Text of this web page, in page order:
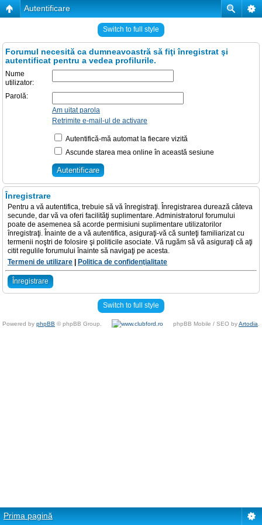
Autentificare
Switch to full style
Forumul necesită ca dumneavoastră să fiţi înregistrat şi
autentificat pentru a vedea profilurile.
Nume
utilizator:
Parolă:
Am uitat parola
Retrimite e-mail-ul de activare
Autentifică-mă automat la fiecare vizită
Ascunde starea mea online în această sesiune
Înregistrare
Pentru a vă autentifica, trebuie să vă înregistraţi. Înregistrarea durează câteva
secunde, dar vă va oferi facilităţi suplimentare. Administratorul forumului
poate de asemenea să acorde permisiuni suplimentare utilizatorilor
înregistraţi. Înainte de a vă autentifica, asiguraţi-vă că sunteţi familiarizat cu
termenii noştri de folosire şi politicile asociate. Vă rugăm să vă asiguraţi că aţi
citit regulile forumului înainte să navigaţi pe acesta.
Termeni de utilizare
Politica de confidenţialitate
Înregistrare
Switch to full style
Powered by phpBB © phpBB Group. phpBB Mobile / SEO byArtodia
Prima pagină